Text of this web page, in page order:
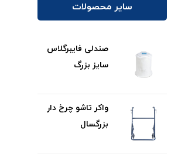
سایر محصولات
صندلی فایبرگلاس
سایز بزرگ
واکر تاشو چرخ دار
بزرگسال